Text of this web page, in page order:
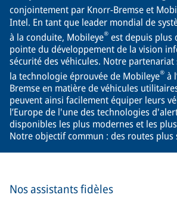
conjointement par Knorr-Bremse et
Intel. En tant que leader mondial de
à la conduite, Mobileye® est depuis plus
pointe du développement de la vision
sécurité des véhicules. Notre
la technologie éprouvée de Mobileye® à
Bremse en matière de véhicules
peuvent ainsi facilement équiper leurs
l’Europe de l'une des technologies
disponibles les plus modernes et les
Notre objectif commun : des routes plus
Nos assistants fidèles